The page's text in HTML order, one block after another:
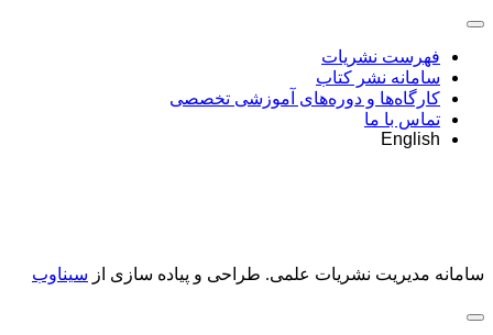
فهرست نشریات
سامانه نشر کتاب
کارگاه‌ها و دوره‌های آموزشی تخصصی
تماس با ما
English
سامانه مدیریت نشریات علمی. طراحی و پیاده سازی از سیناوب